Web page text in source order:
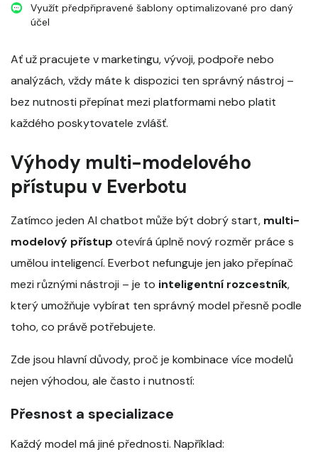
Využít předpřipravené šablony optimalizované pro daný
účel
Ať už pracujete v marketingu, vývoji, podpoře nebo
analýzách, vždy máte k dispozici ten správný nástroj –
bez nutnosti přepínat mezi platformami nebo platit
každého poskytovatele zvlášť.
Výhody multi-modelového
přístupu v Everbotu
Zatímco jeden AI chatbot může být dobrý start, multi-
modelový přístup otevírá úplně nový rozměr práce s
umělou inteligencí. Everbot nefunguje jen jako přepínač
mezi různými nástroji – je to inteligentní rozcestník,
který umožňuje vybírat ten správný model přesně podle
toho, co právě potřebujete.
Zde jsou hlavní důvody, proč je kombinace více modelů
nejen výhodou, ale často i nutností:
Přesnost a specializace
Každý model má jiné přednosti. Například: